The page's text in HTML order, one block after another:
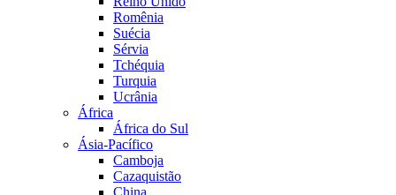
Romênia
Suécia
Sérvia
Tchéquia
Turquia
Ucrânia
África
África do Sul
Ásia-Pacífico
Camboja
Cazaquistão
China